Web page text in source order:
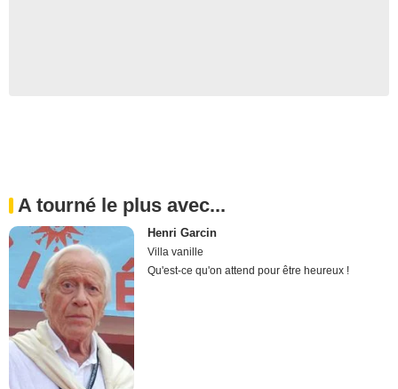
A tourné le plus avec...
Henri Garcin
Villa vanille
Qu'est-ce qu'on attend pour être heureux !